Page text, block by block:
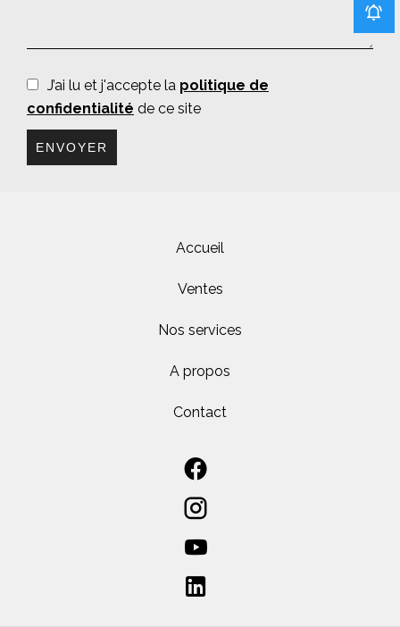
J’ai lu et j'accepte la politique de
confidentialité de ce site
ENVOYER
Accueil
Ventes
Nos services
A propos
Contact